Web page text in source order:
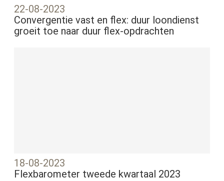
22-08-2023
Convergentie vast en flex: duur loondienst
groeit toe naar duur flex-opdrachten
18-08-2023
Flexbarometer tweede kwartaal 2023